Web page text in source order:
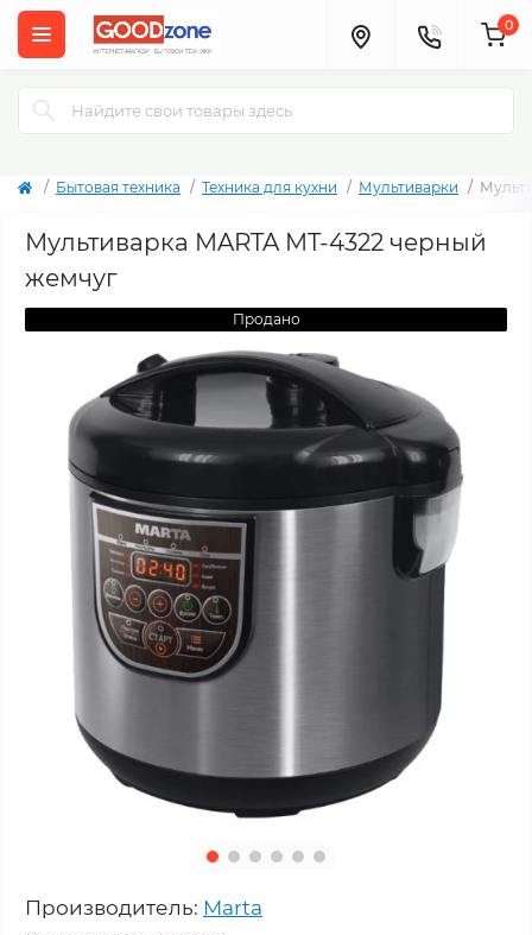
0
Бытовая техника Техника для кухни Мультиварки
Мультиварка MARTA MT-4322 черный
жемчуг
Продано
Производитель: Marta